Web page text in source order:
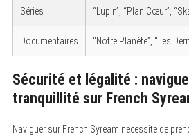
Séries “Lupin”, “Plan Cœur”,
Documentaires “Notre Planète”, “Les
Sécurité et légalité :
tranquillité sur French
Naviguer sur French Syream nécessite de